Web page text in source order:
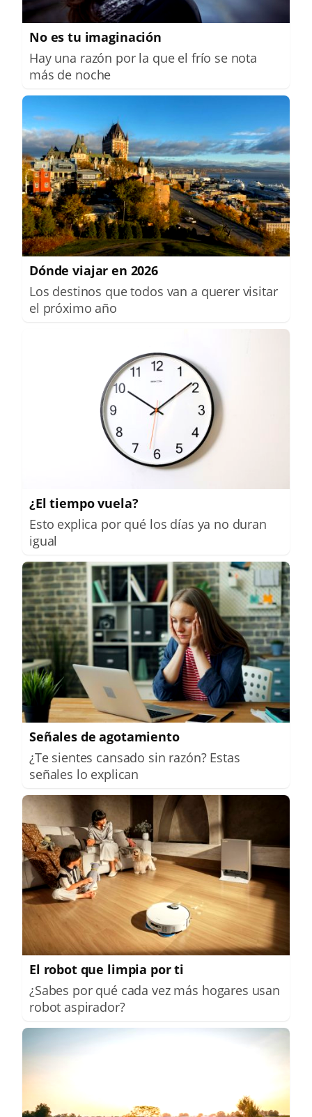
No es tu imaginación
Hay una razón por la que el frío se nota
más de noche
Dónde viajar en 2026
Los destinos que todos van a querer visitar
el próximo año
¿El tiempo vuela?
Esto explica por qué los días ya no duran
igual
Señales de agotamiento
¿Te sientes cansado sin razón? Estas
señales lo explican
El robot que limpia por ti
¿Sabes por qué cada vez más hogares usan
robot aspirador?